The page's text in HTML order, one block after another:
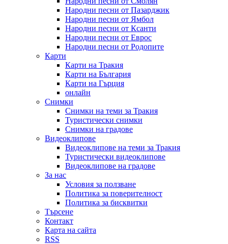
Народни песни от Пазарджик
Народни песни от Ямбол
Народни песни от Ксанти
Народни песни от Еврос
Народни песни от Родопите
Карти
Карти на Тракия
Карти на България
Карти на Гърция
онлайн
Снимки
Снимки на теми за Тракия
Туристически снимки
Снимки на градове
Видеоклипове
Видеоклипове на теми за Тракия
Туристически видеоклипове
Видеоклипове на градове
За нас
Условия за ползване
Политика за поверителност
Политика за бисквитки
Търсене
Контакт
Карта на сайта
RSS